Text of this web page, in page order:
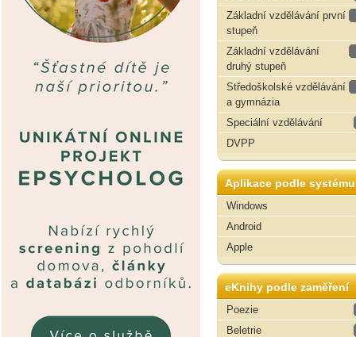
Základní vzdělávání první
stupeň
Základní vzdělávání
druhý stupeň
Středoškolské vzdělávání
a gymnázia
Speciální vzdělávání
DVPP
Aplikace podle systému
Windows
Android
Apple
eKnihy podle zaměření
Poezie
Beletrie